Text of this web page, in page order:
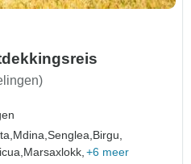
Mdina,Senglea, Birgu,
Marsaxlokk, +6 meer